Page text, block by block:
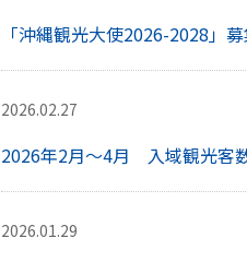
「沖縄観光大使2026-2028」
2026.02.27
2026年2月～4月 入域観光客
2026.01.29